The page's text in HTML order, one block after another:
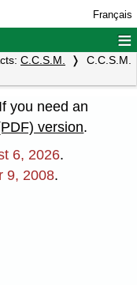
Français
≡
C.C.S.M.
C.C.S.M.
you need an
version.
6, 2026.
9, 2008.